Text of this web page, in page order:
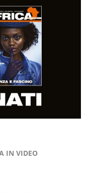
IN VIDEO